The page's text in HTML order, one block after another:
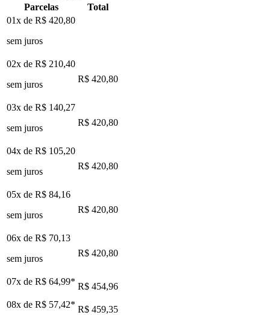
Parcelas
Total
01x de R$ 420,80
sem juros
02x de R$ 210,40
sem juros
R$ 420,80
03x de R$ 140,27
sem juros
R$ 420,80
04x de R$ 105,20
sem juros
R$ 420,80
05x de R$ 84,16
sem juros
R$ 420,80
06x de R$ 70,13
sem juros
R$ 420,80
07x de R$ 64,99* R$ 454,96
08x de R$ 57,42* R$ 459,35